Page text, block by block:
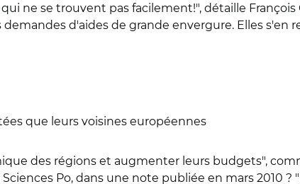
ne se trouvent pas facilement!", détaille François
d'aides de grande envergure. Elles s'en
que leurs voisines européennes
des régions et augmenter leurs budgets",
Po, dans une note publiée en mars 2010